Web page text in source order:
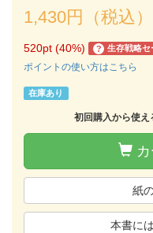
1,430円（税込）
520pt (40%) ? 生存戦略セ
ポイントの使い方はこちら
在庫あり
初回購入から使え
カ
紙
本書に